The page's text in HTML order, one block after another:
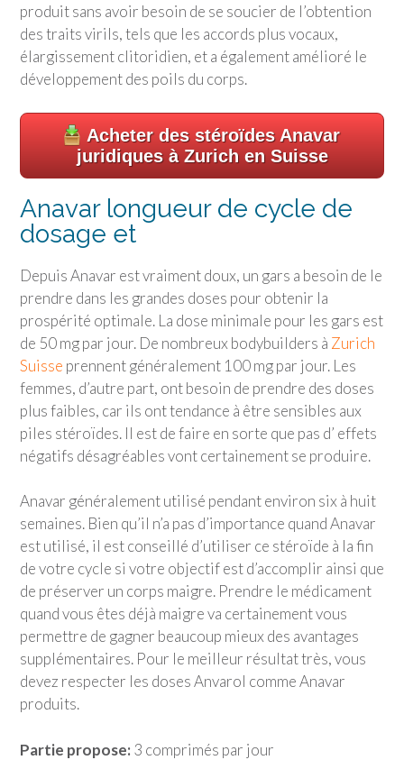
produit sans avoir besoin de se soucier de l’obtention
des traits virils, tels que les accords plus vocaux,
élargissement clitoridien, et a également amélioré le
développement des poils du corps.
Acheter des stéroïdes Anavar
juridiques à Zurich en Suisse
Anavar longueur de cycle de
dosage et
Depuis Anavar est vraiment doux, un gars a besoin de le
prendre dans les grandes doses pour obtenir la
prospérité optimale. La dose minimale pour les gars est
de 50 mg par jour. De nombreux bodybuilders à Zurich
Suisse prennent généralement 100 mg par jour. Les
femmes, d’autre part, ont besoin de prendre des doses
plus faibles, car ils ont tendance à être sensibles aux
piles stéroïdes. Il est de faire en sorte que pas d’ effets
négatifs désagréables vont certainement se produire.
Anavar généralement utilisé pendant environ six à huit
semaines. Bien qu’il n’a pas d’importance quand Anavar
est utilisé, il est conseillé d’utiliser ce stéroïde à la fin
de votre cycle si votre objectif est d’accomplir ainsi que
de préserver un corps maigre. Prendre le médicament
quand vous êtes déjà maigre va certainement vous
permettre de gagner beaucoup mieux des avantages
supplémentaires. Pour le meilleur résultat très, vous
devez respecter les doses Anvarol comme Anavar
produits.
Partie propose: 3 comprimés par jour